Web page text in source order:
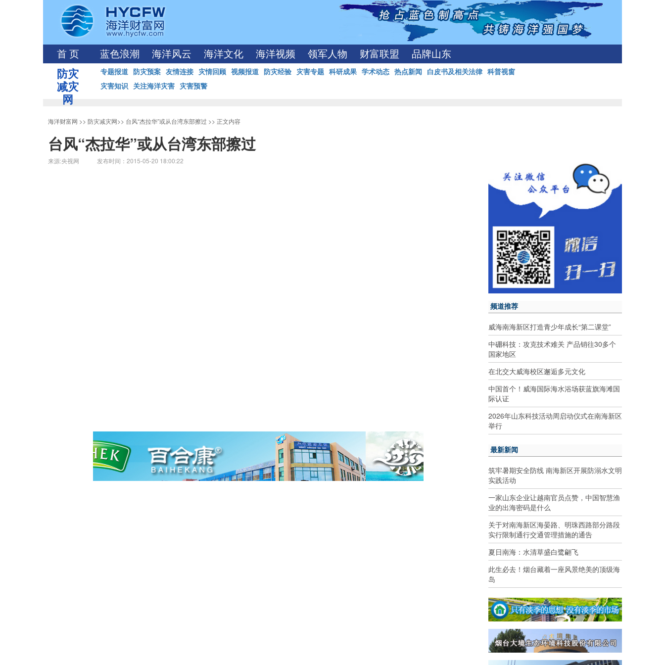
首 页 蓝色浪潮 海洋风云 海洋文化 海洋视频 领军人物 财富联盟 品牌山东
防灾
减灾
网
专题报道 防灾预案 友情连接 灾情回顾 视频报道 防灾经验 灾害专题 科研成果 学术动态 热点新闻 白皮书及相关法律 科普视窗
灾害知识 关注海洋灾害 灾害预警
海洋财富网 >> 防灾减灾网>> 台风“杰拉华”或从台湾东部擦过 >> 正文内容
台风“杰拉华”或从台湾东部擦过
来源:央视网 发布时间：2015-05-20 18:00:22
频道推荐
威海南海新区打造青少年成长“第二课堂”
中硼科技：攻克技术难关 产品销往30多个
国家地区
在北交大威海校区邂逅多元文化
中国首个！威海国际海水浴场获蓝旗海滩国
际认证
2026年山东科技活动周启动仪式在南海新区
举行
最新新闻
筑牢暑期安全防线 南海新区开展防溺水文明
实践活动
一家山东企业让越南官员点赞，中国智慧渔
业的出海密码是什么
关于对南海新区海晏路、明珠西路部分路段
实行限制通行交通管理措施的通告
夏日南海：水清草盛白鹭翩飞
此生必去！烟台藏着一座风景绝美的顶级海
岛